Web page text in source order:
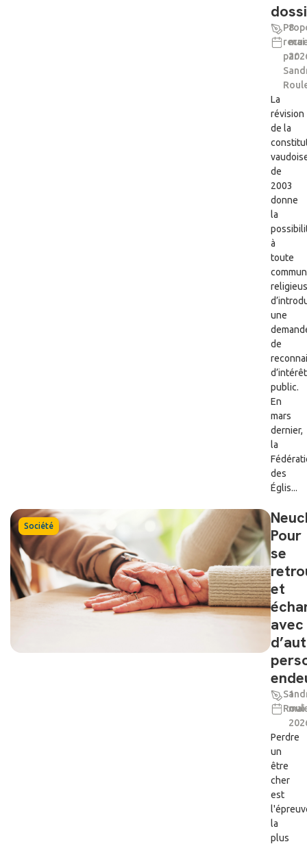
par
8
mai
La
révision
de la
de
2003
donne
la
à
toute
une
de
d’intérêt
public.
En
mars
dernier,
la
des
Églis...
Société
Pour
se
et
avec
1
mai
Perdre
un
être
cher
est
la
plus